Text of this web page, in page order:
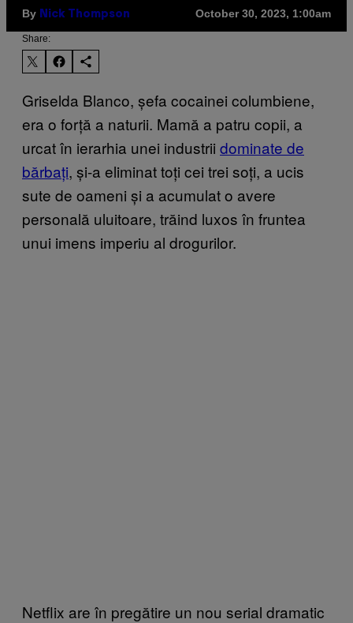
By Nick Thompson October 30, 2023, 1:00am
Share:
Griselda Blanco, șefa cocainei columbiene,
era o forță a naturii. Mamă a patru copii, a
urcat în ierarhia unei industrii dominate de
bărbați, și-a eliminat toți cei trei soți, a ucis
sute de oameni și a acumulat o avere
personală uluitoare, trăind luxos în fruntea
unui imens imperiu al drogurilor.
Netflix are în pregătire un nou serial dramatic